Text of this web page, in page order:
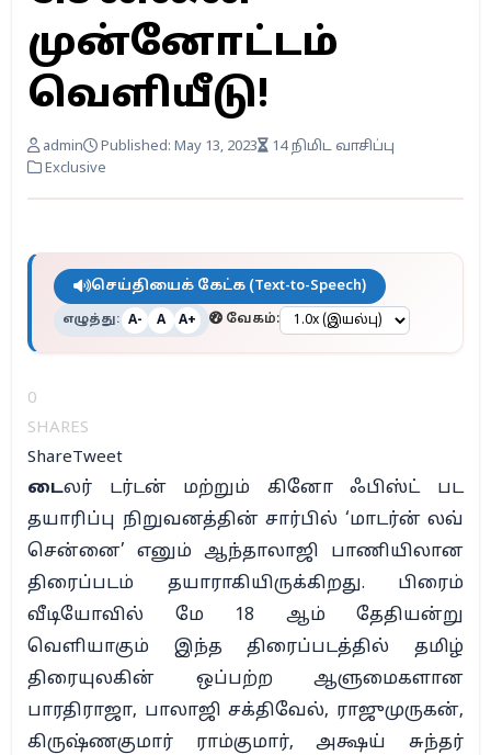
முன்னோட்டம்
வெளியீடு!
admin Published: May 13, 2023
14 நிமிட வாசிப்பு
Exclusive
செய்தியைக் கேட்க (Text-to-Speech)
எழுத்து: A- A A+ வேகம்:
0
SHARES
ShareTweet
டைலர் டர்டன் மற்றும் கினோ ஃபிஸ்ட் பட
தயாரிப்பு நிறுவனத்தின் சார்பில் ‘மாடர்ன் லவ்
சென்னை’ எனும் ஆந்தாலாஜி பாணியிலான
திரைப்படம் தயாராகியிருக்கிறது. பிரைம்
வீடியோவில் மே 18 ஆம் தேதியன்று
வெளியாகும் இந்த திரைப்படத்தில் தமிழ்
திரையுலகின் ஒப்பற்ற ஆளுமைகளான
பாரதிராஜா, பாலாஜி சக்திவேல், ராஜுமுருகன்,
கிருஷ்ணகுமார் ராம்குமார், அக்ஷய் சுந்தர்